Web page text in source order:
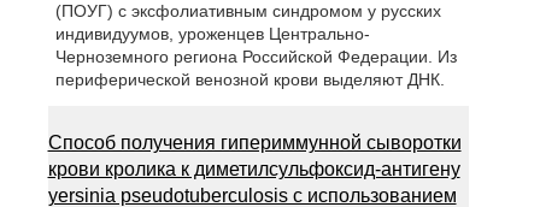
(ПОУГ) с эксфолиативным синдромом у русских
индивидуумов, уроженцев Центрально-
Черноземного региона Российской Федерации. Из
периферической венозной крови выделяют ДНК.
Способ получения гипериммунной сыворотки
крови кролика к диметилсульфоксид-антигену
yersinia pseudotuberculosis с использованием